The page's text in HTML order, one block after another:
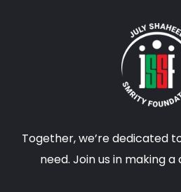
Together, we’re dedicated
need. Join us in making